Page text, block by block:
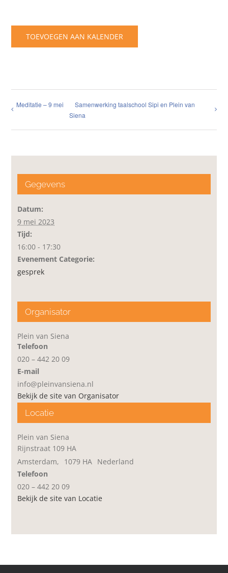
TOEVOEGEN AAN KALENDER
Meditatie – 9 mei
Samenwerking taalschool Sipi en Plein van
Siena
Gegevens
Datum:
9 mei 2023
Tijd:
16:00 - 17:30
Evenement Categorie:
gesprek
Locatie
Plein van Siena
Rijnstraat 109 HA
Amsterdam, 1079 HA Nederland
Telefoon
020 – 442 20 09
Bekijk de site van Locatie
Organisator
Plein van Siena
Telefoon
020 – 442 20 09
E-mail
info@pleinvansiena.nl
Bekijk de site van Organisator